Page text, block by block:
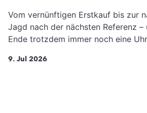
Vom vernünftigen Erstkauf bis zur
Jagd nach der nächsten Referenz –
Ende trotzdem immer noch eine
9. Jul 2026